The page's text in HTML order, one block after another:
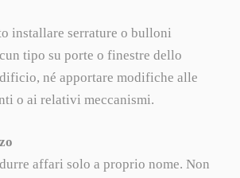
installare serrature o bulloni
tipo su porte o finestre dello
né apportare modifiche alle
o ai relativi meccanismi.
affari solo a proprio nome. Non